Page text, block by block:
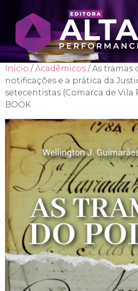
Início /Acadêmicos / As tramas
notificações e a prática da
setecentistas (Comarca de Vila
BOOK